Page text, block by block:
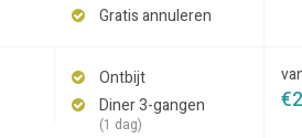
Gratis annuleren
Ontbijt
Diner 3-gangen
(1 dag)
€